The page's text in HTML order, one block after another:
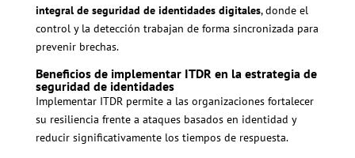
integral de seguridad de identidades digitales, donde el
control y la detección trabajan de forma sincronizada para
prevenir brechas.
Beneficios de implementar ITDR en la estrategia de
seguridad de identidades
Implementar ITDR permite a las organizaciones fortalecer
su resiliencia frente a ataques basados en identidad y
reducir significativamente los tiempos de respuesta.